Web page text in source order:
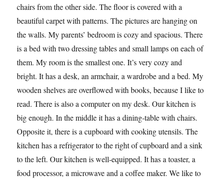
chairs from the other side. The floor is covered with a
beautiful carpet with patterns. The pictures are hanging on
the walls. My parents’ bedroom is cozy and spacious. There
is a bed with two dressing tables and small lamps on each of
them. My room is the smallest one. It’s very cozy and
bright. It has a desk, an armchair, a wardrobe and a bed. My
wooden shelves are overflowed with books, because I like to
read. There is also a computer on my desk. Our kitchen is
big enough. In the middle it has a dining-table with chairs.
Opposite it, there is a cupboard with cooking utensils. The
kitchen has a refrigerator to the right of cupboard and a sink
to the left. Our kitchen is well-equipped. It has a toaster, a
food processor, a microwave and a coffee maker. We like to